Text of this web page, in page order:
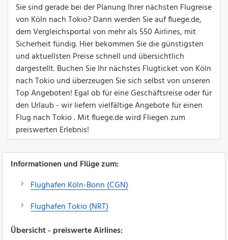
Sie sind gerade bei der Planung Ihrer nächsten Flugreise
von Köln nach Tokio? Dann werden Sie auf fluege.de,
dem Vergleichsportal von mehr als 550 Airlines, mit
Sicherheit fündig. Hier bekommen Sie die günstigsten
und aktuellsten Preise schnell und übersichtlich
dargestellt. Buchen Sie Ihr nächstes Flugticket von Köln
nach Tokio und überzeugen Sie sich selbst von unseren
Top Angeboten! Egal ob für eine Geschäftsreise oder für
den Urlaub - wir liefern vielfältige Angebote für einen
Flug nach Tokio . Mit fluege.de wird Fliegen zum
preiswerten Erlebnis!
Informationen und Flüge zum:
Flughafen Köln-Bonn (CGN)
Flughafen Tokio (NRT)
Übersicht - preiswerte Airlines: